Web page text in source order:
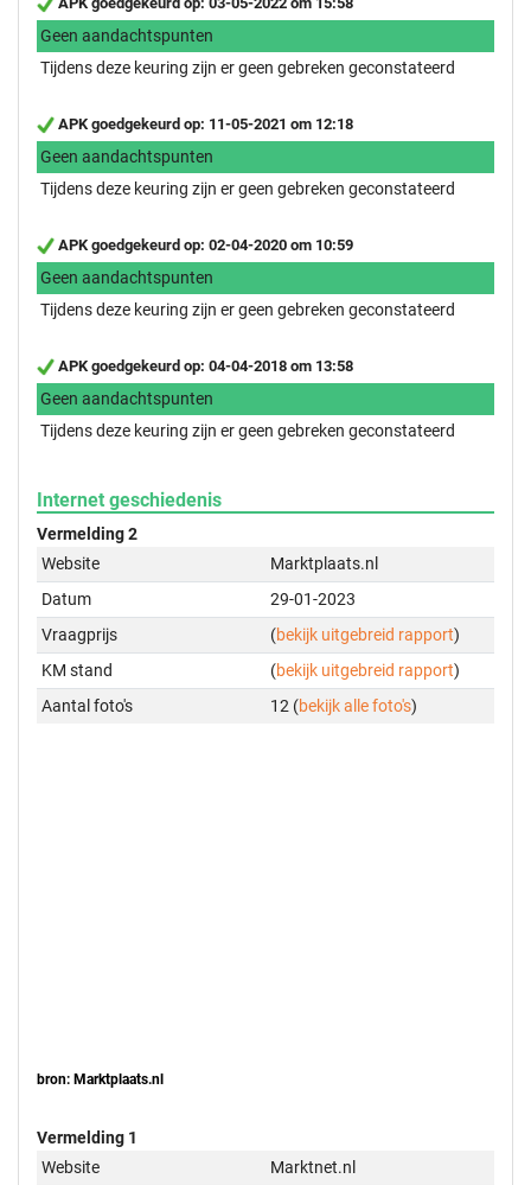
Geen aandachtspunten
Tijdens deze keuring zijn er geen gebreken geconstateerd
APK goedgekeurd op: 11-05-2021 om 12:18
Geen aandachtspunten
Tijdens deze keuring zijn er geen gebreken geconstateerd
APK goedgekeurd op: 02-04-2020 om 10:59
Geen aandachtspunten
Tijdens deze keuring zijn er geen gebreken geconstateerd
APK goedgekeurd op: 04-04-2018 om 13:58
Geen aandachtspunten
Tijdens deze keuring zijn er geen gebreken geconstateerd
Internet geschiedenis
Vermelding 2
Website
Marktplaats.nl
Datum
29-01-2023
Vraagprijs
(bekijk uitgebreid rapport)
KM stand
(bekijk uitgebreid rapport)
Aantal foto's
12 (bekijk alle foto's)
bron: Marktplaats.nl
Vermelding 1
Website
Marktnet.nl